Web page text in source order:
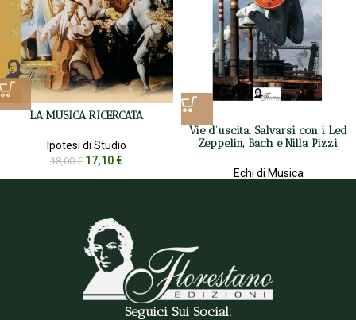
LA MUSICA RICERCATA
Ipotesi di Studio
18,00€ 17,10€
Vie d’uscita. Salvarsi con i Led
Zeppelin, Bach e Nilla Pizzi
Echi di Musica
Seguici Sui Social: